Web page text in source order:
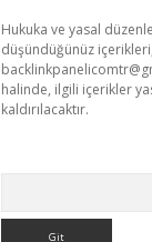
Hukuka ve yasal
düşündüğünüz içerikleri,
halinde, ilgili içerikler
kaldırılacaktır.